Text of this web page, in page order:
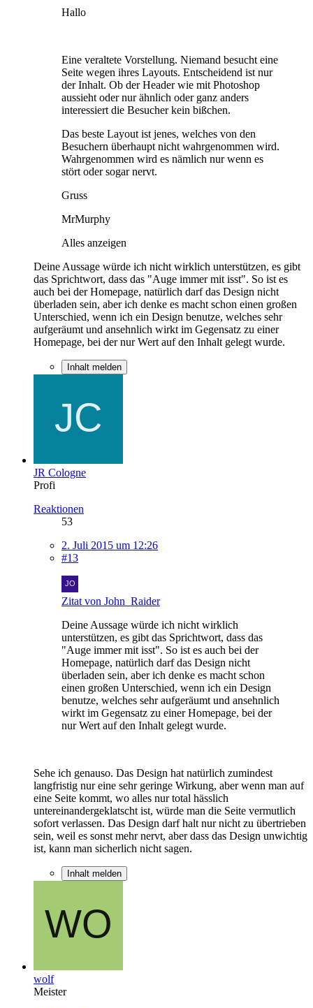
Hallo
Eine veraltete Vorstellung. Niemand besucht eine
Seite wegen ihres Layouts. Entscheidend ist nur
der Inhalt. Ob der Header wie mit Photoshop
aussieht oder nur ähnlich oder ganz anders
interessiert die Besucher kein bißchen.
Das beste Layout ist jenes, welches von den
Besuchern überhaupt nicht wahrgenommen wird.
Wahrgenommen wird es nämlich nur wenn es
stört oder sogar nervt.
Gruss
MrMurphy
Alles anzeigen
Deine Aussage würde ich nicht wirklich unterstützen, es gibt
das Sprichtwort, dass das "Auge immer mit isst". So ist es
auch bei der Homepage, natürlich darf das Design nicht
überladen sein, aber ich denke es macht schon einen großen
Unterschied, wenn ich ein Design benutze, welches sehr
aufgeräumt und ansehnlich wirkt im Gegensatz zu einer
Homepage, bei der nur Wert auf den Inhalt gelegt wurde.
Inhalt melden
JR Cologne
Profi
Reaktionen
53
2. Juli 2015 um 12:26
#13
Zitat von John_Raider
Deine Aussage würde ich nicht wirklich
unterstützen, es gibt das Sprichtwort, dass das
"Auge immer mit isst". So ist es auch bei der
Homepage, natürlich darf das Design nicht
überladen sein, aber ich denke es macht schon
einen großen Unterschied, wenn ich ein Design
benutze, welches sehr aufgeräumt und ansehnlich
wirkt im Gegensatz zu einer Homepage, bei der
nur Wert auf den Inhalt gelegt wurde.
Sehe ich genauso. Das Design hat natürlich zumindest
langfristig nur eine sehr geringe Wirkung, aber wenn man auf
eine Seite kommt, wo alles nur total hässlich
untereinandergeklatscht ist, würde man die Seite vermutlich
sofort verlassen. Das Design darf halt nur nicht zu übertrieben
sein, weil es sonst mehr nervt, aber dass das Design unwichtig
ist, kann man sicherlich nicht sagen.
Inhalt melden
wolf
Meister